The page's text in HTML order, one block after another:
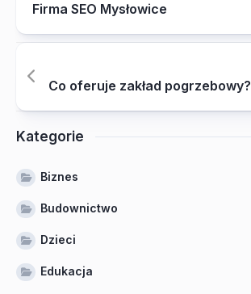
Firma SEO Mysłowice
Co oferuje zakład pogrzebowy?
Kategorie
Biznes
Budownictwo
Dzieci
Edukacja